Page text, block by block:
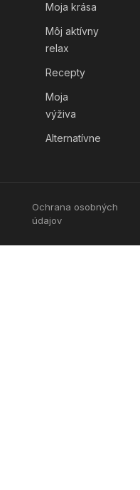
Moja krása
Môj aktívny
relax
Recepty
Moja
výživa
Alternatívne
Ochrana osobných
údajov